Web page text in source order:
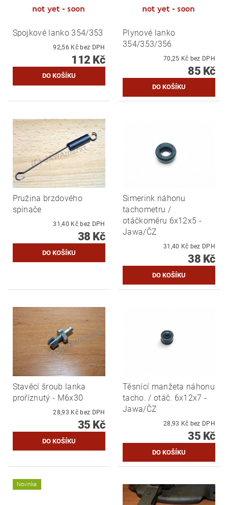
Spojkové lanko 354/353
92,56 Kč bez DPH
112 Kč
Plynové lanko
354/353/356
70,25 Kč bez DPH
85 Kč
Pružina brzdového
spínače
31,40 Kč bez DPH
38 Kč
Simerink náhonu
tachometru /
otáčkoměru 6x12x5 -
Jawa/ČZ
31,40 Kč bez DPH
38 Kč
Stavěcí šroub lanka
proříznutý - M6x30
28,93 Kč bez DPH
35 Kč
Těsnící manžeta náhonu
tacho. / otáč. 6x12x7 -
Jawa/ČZ
28,93 Kč bez DPH
35 Kč
Novinka